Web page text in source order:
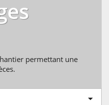
permettant une
